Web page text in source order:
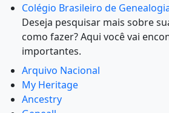
Colégio Brasileiro de
Deseja pesquisar mais sobre
como fazer? Aqui você vai
importantes.
Arquivo Nacional
My Heritage
Ancestry